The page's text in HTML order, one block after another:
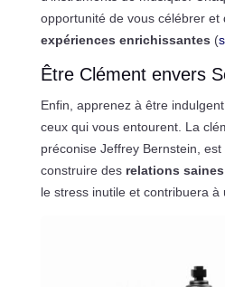
opportunité de vous célébrer et
expériences enrichissantes (
Être Clément envers
Enfin, apprenez à être
ceux qui vous entourent. La
préconise Jeffrey Bernstein,
construire des relations saines
le stress inutile et contribuera à